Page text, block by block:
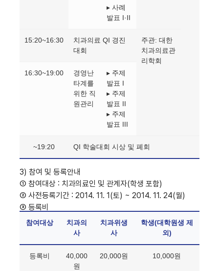
▸ 사례
발표 I·II
15:20~16:30
치과의료 QI 경진
대회
주관: 대한
치과의료관
리학회
16:30~19:00
경영난
타계를
위한 직
원관리
▸ 주제
발표 I
▸ 주제
발표 II
▸ 주제
발표 III
~19:20 QI 학술대회 시상 및 폐회
3) 참여 및 등록안내
① 참여대상 : 치과의료인 및 관계자(학생 포함)
② 사전등록기간 : 2014. 11. 1(토) ~ 2014. 11. 24(월)
③ 등록비
참여대상
치과의
사
치과위생
사
학생(대학원생 제
외)
등록비
40,000
원
20,000원 10,000원